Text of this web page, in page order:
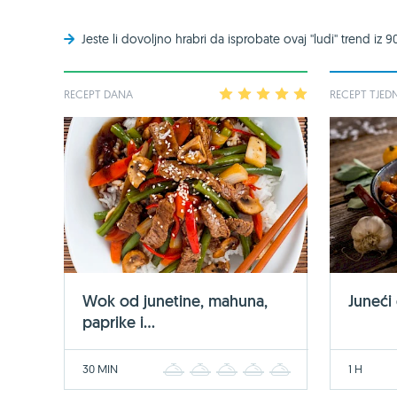
Jeste li dovoljno hrabri da isprobate ovaj ''ludi'' trend iz
RECEPT DANA 2 3 4
Wok od junetine, mahuna,
paprike i...
30 MIN 2 3 4
RECEPT
1 H